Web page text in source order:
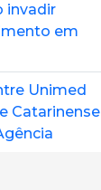
invadir
em
Unimed
Catarinense